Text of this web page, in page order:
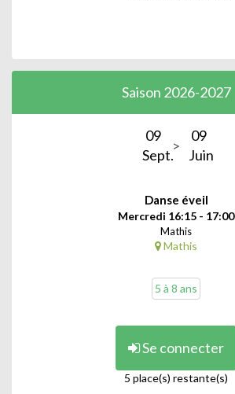
Saison 2026-2027
09
Sept.
09
Juin
Danse éveil
Mercredi 16:15 - 17:00
Mathis
Mathis
5 à 8 ans
Se connecter
5 place(s) restante(s)